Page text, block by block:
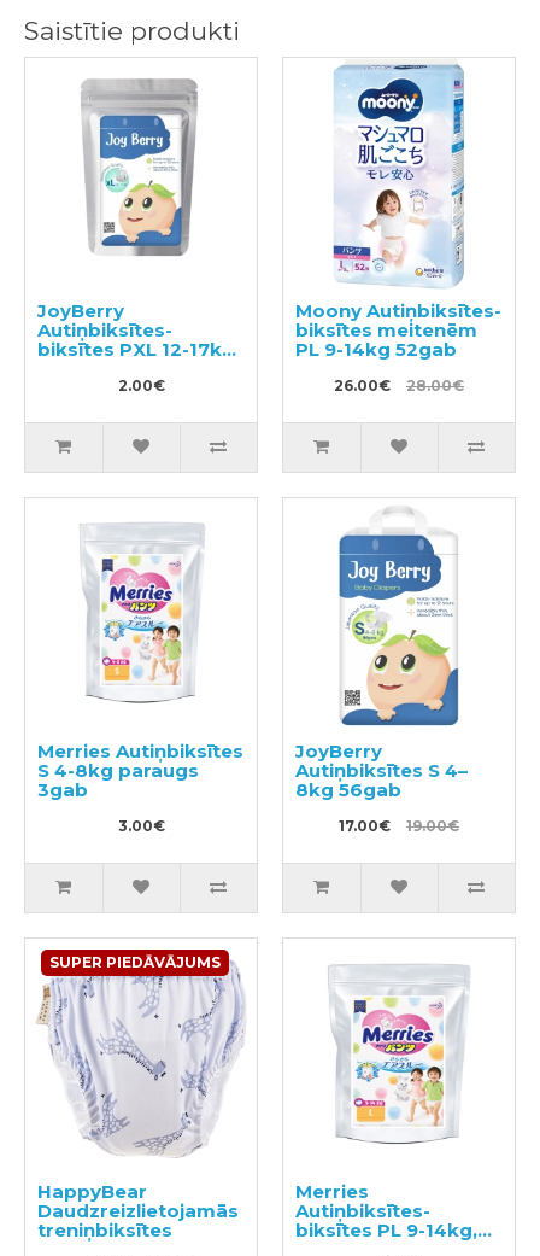
Saistītie produkti
JoyBerry
Autiņbiksītes-
biksītes PXL 12-17kg
2.00€
Moony Autiņbiksītes-
biksītes meitenēm
PL 9-14kg 52gab
26.00€ 28.00€
Merries Autiņbiksītes
S 4-8kg paraugs
3gab
3.00€
JoyBerry
Autiņbiksītes S 4–
8kg 56gab
17.00€ 19.00€
SUPER PIEDĀVĀJUMS
HappyBear
Daudzreizlietojamās
treniņbiksītes
Merries
Autiņbiksītes-
biksītes PL 9-14kg,